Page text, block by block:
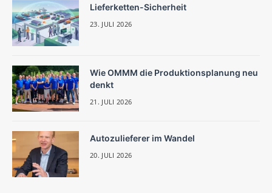
Lieferketten-Sicherheit
23. JULI 2026
Wie OMMM die Produktionsplanung neu
denkt
21. JULI 2026
Autozulieferer im Wandel
20. JULI 2026